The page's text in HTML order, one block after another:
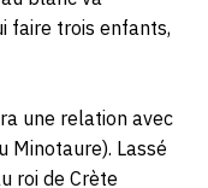
faire trois enfants,
une relation avec
Minotaure). Lassé
roi de Crète